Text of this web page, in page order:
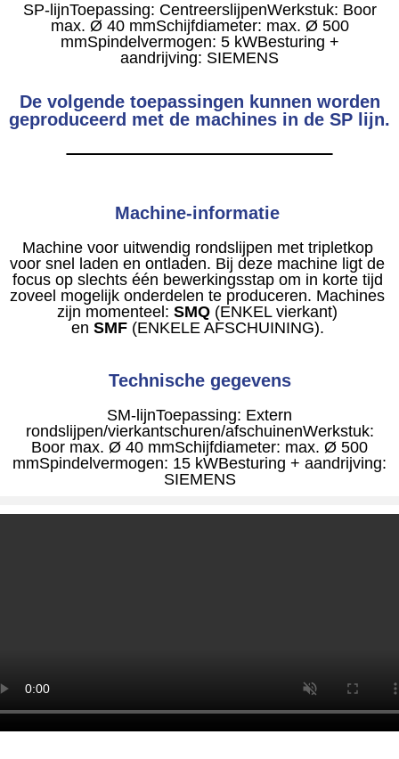
SP-lijnToepassing: CentreerslijpenWerkstuk: Boor
max. Ø 40 mmSchijfdiameter: max. Ø 500
mmSpindelvermogen: 5 kWBesturing +
aandrijving: SIEMENS
De volgende toepassingen kunnen worden
geproduceerd met de machines in de SP lijn.
Machine-informatie
Machine voor uitwendig rondslijpen met tripletkop
voor snel laden en ontladen. Bij deze machine ligt de
focus op slechts één bewerkingsstap om in korte tijd
zoveel mogelijk onderdelen te produceren. Machines
zijn momenteel: SMQ (ENKEL vierkant)
en SMF(ENKELE AFSCHUINING).
Technische gegevens
SM-lijnToepassing: Extern
rondslijpen/vierkantschuren/afschuinenWerkstuk:
Boor max. Ø 40 mmSchijfdiameter: max. Ø 500
mmSpindelvermogen: 15 kWBesturing + aandrijving:
SIEMENS